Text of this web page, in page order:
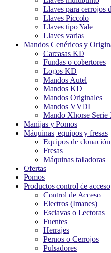
Llaves para cerrojos
Llaves Piccolo
Llaves tipo Yale
Llaves varias
Mandos Genéricos y
Carcasas KD
Fundas o cobertores
Logos KD
Mandos Autel
Mandos KD
Mandos Originales
Mandos VVDI
Mando Xhorse Serie
Manijas y Pomos
Máquinas, equipos y fresas
Equipos de
Fresas
Máquinas talladoras
Ofertas
Pomos
Productos control de acceso
Control de Acceso
Electros (Imanes)
Esclavas o Lectoras
Fuentes
Herrajes
Pernos o Cerrojos
Pulsadores